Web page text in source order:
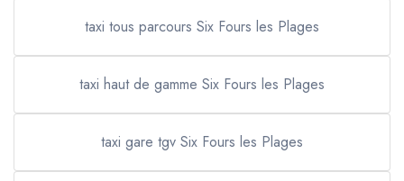
taxi tous parcours Six Fours les Plages
taxi haut de gamme Six Fours les Plages
taxi gare tgv Six Fours les Plages